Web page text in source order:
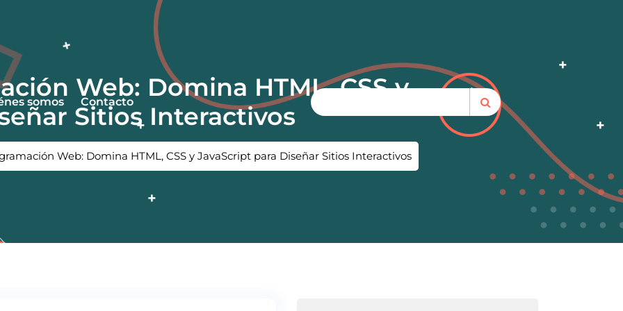
somos Contacto
Web: Domina HTML, CSS y
Sitios Interactivos
Web: Domina HTML, CSS y JavaScript para Diseñar Sitios Interactivos